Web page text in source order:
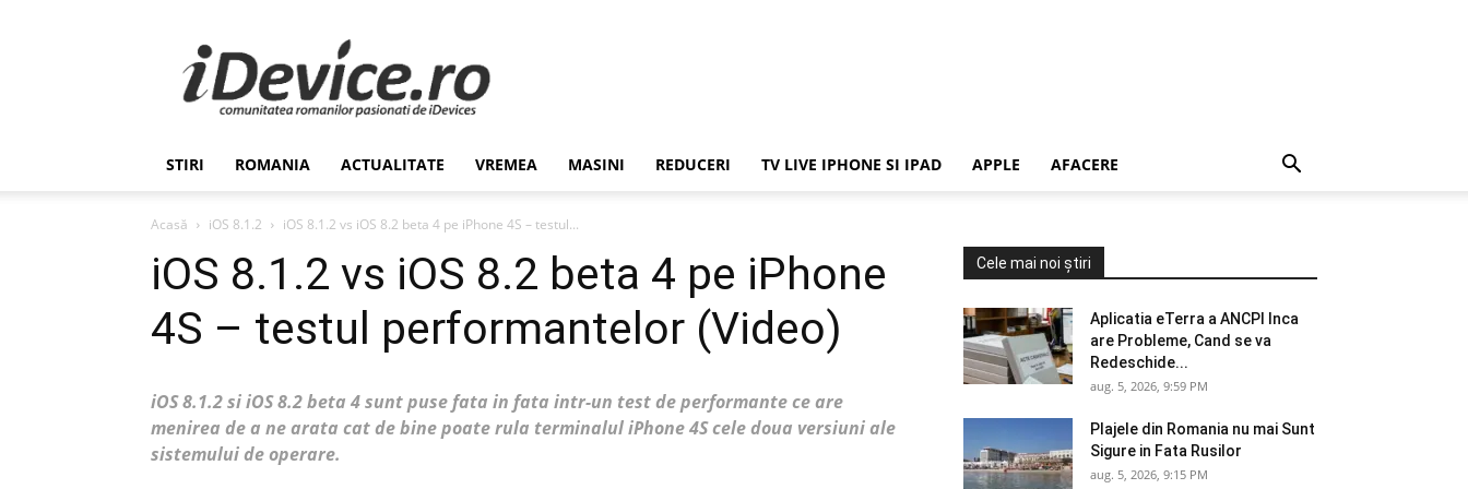
Stiri
de
Ultima
Ora
Romania,
Economie,
–
iDevice.ro
STIRI ROMANIA ACTUALITATE VREMEA MASINI REDUCERI TV LIVE IPHONE SI IPAD APPLE AFACERE
Acasă iOS 8.1.2 iOS 8.1.2 vs iOS 8.2 beta 4 pe iPhone 4S – testul...
iOS 8.1.2 vs iOS 8.2 beta 4 pe iPhone
4S – testul performantelor (Video)
iOS 8.1.2 si iOS 8.2 beta 4 sunt puse fata in fata intr-un test de performante ce are
menirea de a ne arata cat de bine poate rula terminalul iPhone 4S cele doua versiuni ale
sistemului de operare.
Cele mai noi știri
Aplicatia eTerra a ANCPI Inca
are Probleme, Cand se va
Redeschide...
aug. 5, 2026, 9:59 PM
Plajele din Romania nu mai Sunt
Sigure in Fata Rusilor
aug. 5, 2026, 9:15 PM